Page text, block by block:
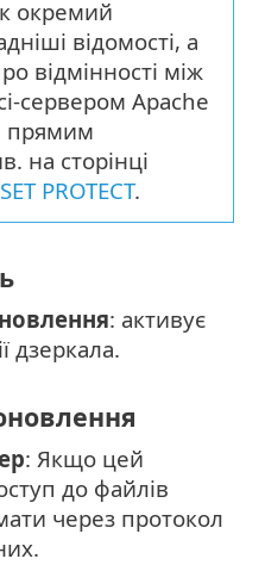
окремий
відомості, а
відмінності між
сервером Apache
прямим
на сторінці
PROTECT.
: активує
дзеркала.
: Якщо цей
до файлів
через протокол